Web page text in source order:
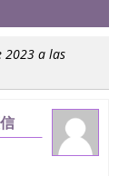
2023 a las